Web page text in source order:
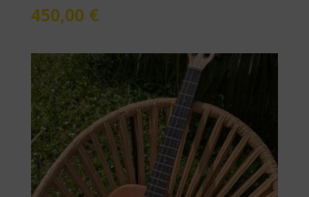
450,00 €